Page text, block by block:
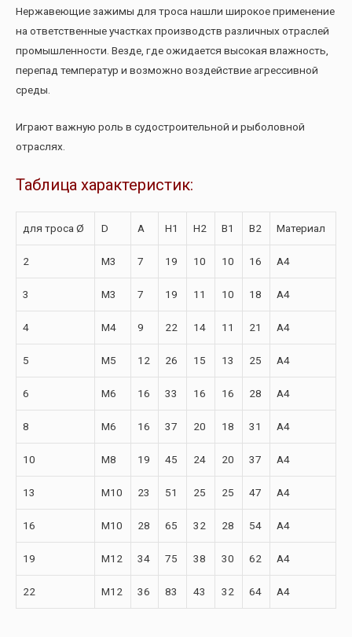
Нержавеющие зажимы для троса нашли широкое применение
на ответственные участках производств различных отраслей
промышленности. Везде, где ожидается высокая влажность,
перепад температур и возможно воздействие агрессивной
среды.
Играют важную роль в судостроительной и рыболовной
отраслях.
Таблица характеристик:
для троса Ø D A H1 H2 B1 B2 Материал
2 M3 7 19 10 10 16 A4
3 M3 7 19 11 10 18 A4
4 M4 9 22 14 11 21 A4
5 M5 12 26 15 13 25 A4
6 M6 16 33 16 16 28 A4
8 M6 16 37 20 18 31 A4
10 M8 19 45 24 20 37 A4
13 M10 23 51 25 25 47 A4
16 M10 28 65 32 28 54 A4
19 M12 34 75 38 30 62 A4
22 M12 36 83 43 32 64 A4